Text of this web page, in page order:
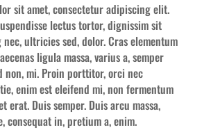
sit amet, consectetur adipiscing elit.
lectus tortor, dignissim sit
ultricies sed, dolor. Cras elementum
ligula massa, varius a, semper
non, mi. Proin porttitor, orci nec
enim est eleifend mi, non fermentum
erat. Duis semper. Duis arcu massa,
consequat in, pretium a, enim.